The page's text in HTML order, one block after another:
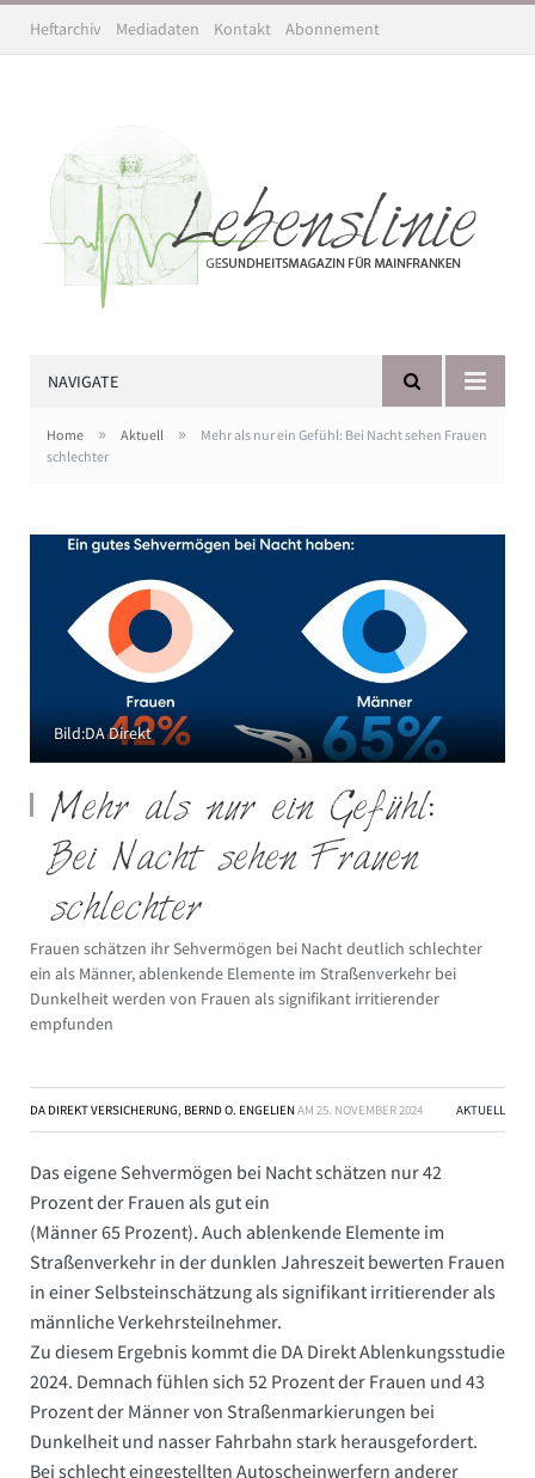
Heftarchiv Mediadaten Kontakt Abonnement
NAVIGATE
Home » Aktuell »
Mehr als nur ein Gefühl: Bei Nacht sehen Frauen
schlechter
Bild:DA Direkt
Mehr als nur ein Gefühl:
Bei Nacht sehen Frauen
schlechter
Frauen schätzen ihr Sehvermögen bei Nacht deutlich schlechter
ein als Männer, ablenkende Elemente im Straßenverkehr bei
Dunkelheit werden von Frauen als signifikant irritierender
empfunden
DA DIREKT VERSICHERUNG, BERND O. ENGELIENAM 25. NOVEMBER 2024 AKTUELL
Das eigene Sehvermögen bei Nacht schätzen nur 42
Prozent der Frauen als gut ein
(Männer 65 Prozent). Auch ablenkende Elemente im
Straßenverkehr in der dunklen Jahreszeit bewerten Frauen
in einer Selbsteinschätzung als signifikant irritierender als
männliche Verkehrsteilnehmer.
Zu diesem Ergebnis kommt die DA Direkt Ablenkungsstudie
2024. Demnach fühlen sich 52 Prozent der Frauen und 43
Prozent der Männer von Straßenmarkierungen bei
Dunkelheit und nasser Fahrbahn stark herausgefordert.
Bei schlecht eingestellten Autoscheinwerfern anderer